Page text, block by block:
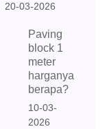
20-03-2026
Paving
block 1
meter
harganya
berapa?
10-03-
2026